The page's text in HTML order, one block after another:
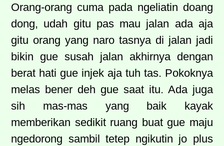
Orang-orang cuma pada ngeliatin doang
dong, udah gitu pas mau jalan ada aja
gitu orang yang naro tasnya di jalan jadi
bikin gue susah jalan akhirnya dengan
berat hati gue injek aja tuh tas. Pokoknya
melas bener deh gue saat itu. Ada juga
sih mas-mas yang baik kayak
memberikan sedikit ruang buat gue maju
ngedorong sambil tetep ngikutin jo plus